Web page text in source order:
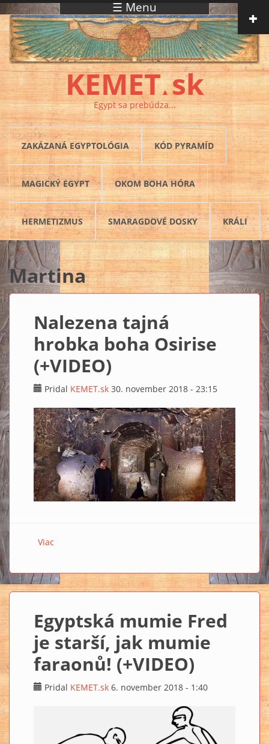
Skočiť na hlavný obsah ☰ Menu
KEMET▲ sk
Egypt sa prebúdza...
ZAKÁZANÁ EGYPTOLÓGIA KÓD PYRAMÍD
MAGICKÝ EGYPT OKOM BOHA HÓRA
HERMETIZMUS SMARAGDOVÉ DOSKY KRÁLI
Martina
Nalezena tajná
hrobka boha Osirise
(+VIDEO)
Pridal KEMET.sk 30. november 2018 - 23:15
Viac
Egyptská mumie Fred
je starší, jak mumie
faraonů! (+VIDEO)
Pridal KEMET.sk 6. november 2018 - 1:40